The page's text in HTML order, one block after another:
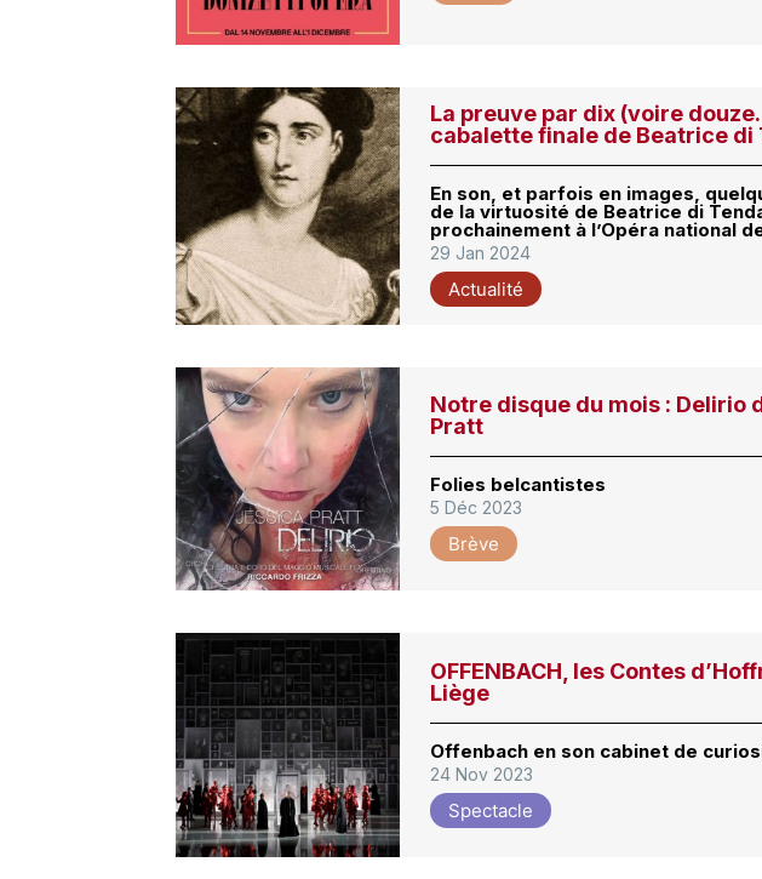
La preuve par dix (voire
cabalette finale de Beatrice di
En son, et parfois en images,
de la virtuosité de Beatrice di
prochainement à l’Opéra national
29 Jan 2024
Actualité
Notre disque du mois : Delirio
Pratt
Folies belcantistes
5 Déc 2023
Brève
OFFENBACH, les Contes
Liège
Offenbach en son cabinet de
24 Nov 2023
Spectacle